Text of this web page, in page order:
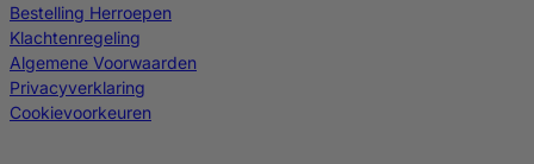
Bestelling Herroepen
Klachtenregeling
Algemene Voorwaarden
Privacyverklaring
Cookievoorkeuren